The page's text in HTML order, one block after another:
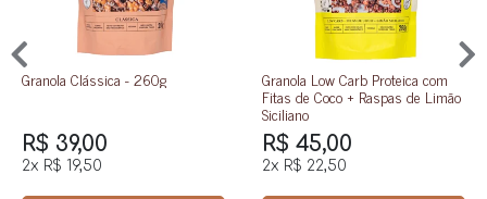
Granola Clássica - 260g
R$ 39,00
2x R$ 19,50
Granola Low Carb Proteica com
Fitas de Coco + Raspas de Limão
Siciliano
R$ 45,00
2x R$ 22,50